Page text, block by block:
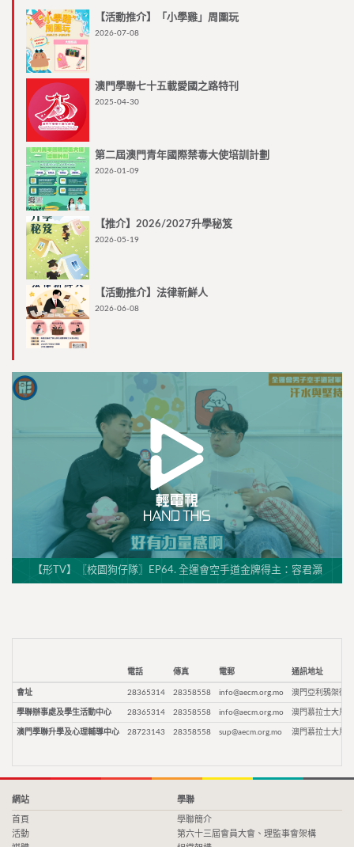
【活動推介】「小學雞」周圍玩
2026-07-08
澳門學聯七十五載愛國之路特刊
2025-04-30
第二屆澳門青年國際禁毒大使培訓計劃
2026-01-09
【推介】2026/2027升學秘笈
2026-05-19
【活動推介】法律新鮮人
2026-06-08
【形TV】〖校園狗仔隊〗EP64. 全運會空手道金牌得主：容君灝
電話 傳真 電郵 通訊地址
會址 28365314 28358558 info@aecm.org.mo 澳門亞利鴉架街9
學聯辦事處及學生活動中心 28365314 28358558 info@aecm.org.mo 澳門慕拉士大馬
澳門學聯升學及心理輔導中心 28723143 28358558 sup@aecm.org.mo 澳門慕拉士大馬
網站
首頁
活動
學聯
學聯簡介
第六十三屆會員大會、理監事會架構